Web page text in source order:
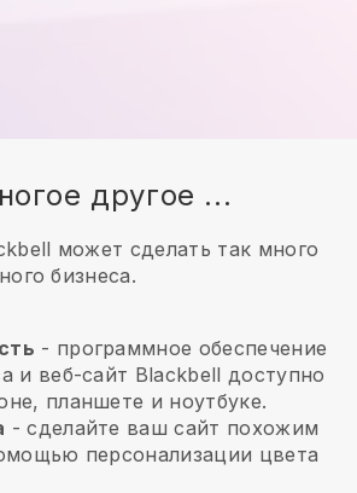
другое ...
может сделать так много
бизнеса.
- программное обеспечение
и веб-сайт Blackbell доступно
планшете и ноутбуке.
- сделайте ваш сайт похожим
персонализации цвета